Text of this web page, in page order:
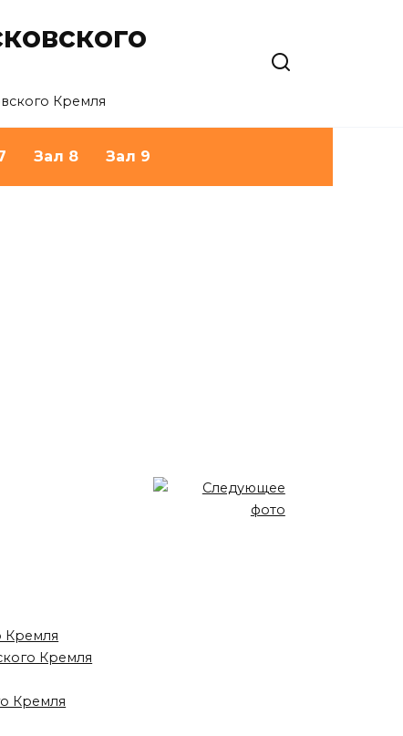
Кремля
Зал 8 Зал 9
Кремля
Кремля
Кремля